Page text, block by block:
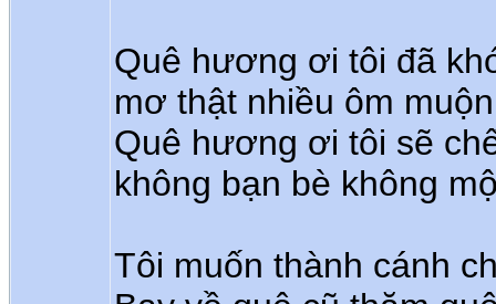
Quê hương ơi tôi đã
mơ thật nhiều ôm
Quê hương ơi tôi sẽ
không bạn bè không
Tôi muốn thành cánh